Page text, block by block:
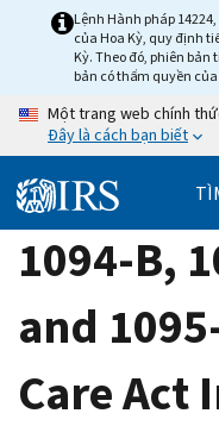
Lệnh Hành pháp
của Hoa Kỳ, quy định
Kỳ. Theo đó, phiên
bản có thẩm quyền
Một trang web chính
Đây là cách bạn biết
1094-B,
and
Care Act